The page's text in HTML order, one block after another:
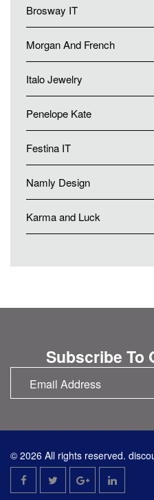
Brosway IT
Morgan And French
Italo Jewelry
Penelope Kate
Festina IT
Namly Design
Karma and Luck
Subscribe To
© 2026 All rights reserved.